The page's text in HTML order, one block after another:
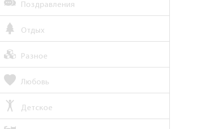
Поздравления
Отдых
Разное
Любовь
Детское